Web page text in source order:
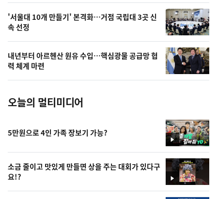
오
늘
의
사
진
'서울대 10개 만들기' 본격화…거점 국립대 3곳 신
속 선정
내년부터 아르헨산 원유 수입…핵심광물 공급망 협
력 체계 마련
오늘의 멀티미디어
영
상
5만원으로 4인 가족 장보기 가능?
영
상
소금 줄이고 맛있게 만들면 상을 주는 대회가 있다구
요!?